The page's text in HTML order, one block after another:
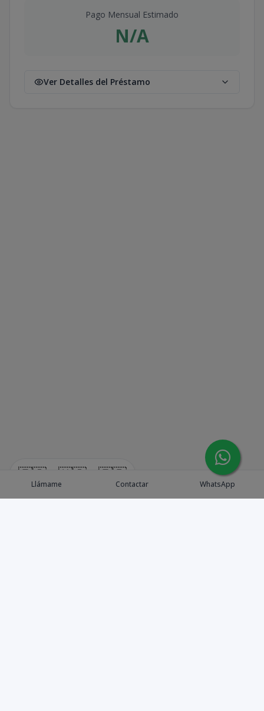
🇪🇸 🇺🇸 🇫🇷
Pago Mensual Estimado
N/A
Ver Detalles del Préstamo
Llámame Contactar WhatsApp